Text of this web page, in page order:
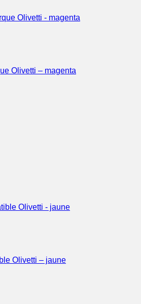
Olivetti – magenta
Olivetti – jaune